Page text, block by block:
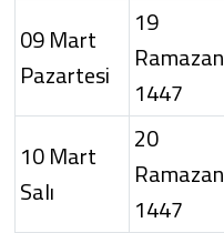
09 Mart
Pazartesi
19
Ramazan
1447
10 Mart
Salı
20
Ramazan
1447